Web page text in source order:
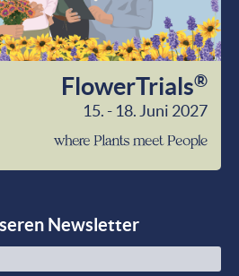
FlowerTrials®
15. - 18. Juni 2027
Newsletter